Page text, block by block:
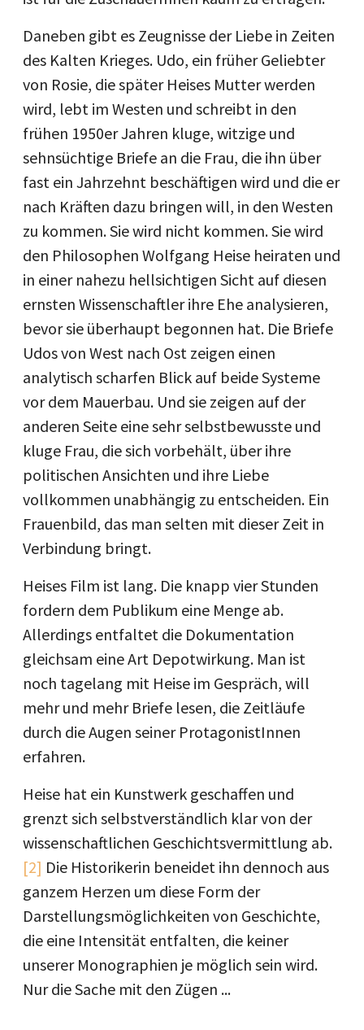
Daneben gibt es Zeugnisse der Liebe in Zeiten
des Kalten Krieges. Udo, ein früher Geliebter
von Rosie, die später Heises Mutter werden
wird, lebt im Westen und schreibt in den
frühen 1950er Jahren kluge, witzige und
sehnsüchtige Briefe an die Frau, die ihn über
fast ein Jahrzehnt beschäftigen wird und die er
nach Kräften dazu bringen will, in den Westen
zu kommen. Sie wird nicht kommen. Sie wird
den Philosophen Wolfgang Heise heiraten und
in einer nahezu hellsichtigen Sicht auf diesen
ernsten Wissenschaftler ihre Ehe analysieren,
bevor sie überhaupt begonnen hat. Die Briefe
Udos von West nach Ost zeigen einen
analytisch scharfen Blick auf beide Systeme
vor dem Mauerbau. Und sie zeigen auf der
anderen Seite eine sehr selbstbewusste und
kluge Frau, die sich vorbehält, über ihre
politischen Ansichten und ihre Liebe
vollkommen unabhängig zu entscheiden. Ein
Frauenbild, das man selten mit dieser Zeit in
Verbindung bringt.
Heises Film ist lang. Die knapp vier Stunden
fordern dem Publikum eine Menge ab.
Allerdings entfaltet die Dokumentation
gleichsam eine Art Depotwirkung. Man ist
noch tagelang mit Heise im Gespräch, will
mehr und mehr Briefe lesen, die Zeitläufe
durch die Augen seiner ProtagonistInnen
erfahren.
Heise hat ein Kunstwerk geschaffen und
grenzt sich selbstverständlich klar von der
wissenschaftlichen Geschichtsvermittlung ab.
[2] Die Historikerin beneidet ihn dennoch aus
ganzem Herzen um diese Form der
Darstellungsmöglichkeiten von Geschichte,
die eine Intensität entfalten, die keiner
unserer Monographien je möglich sein wird.
Nur die Sache mit den Zügen ...